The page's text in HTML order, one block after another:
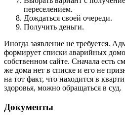
переселением.
Дождаться своей очереди.
Получить деньги.
Иногда заявление не требуется.
формирует списки аварийных
собственном сайте. Сначала есть
же дома нет в списке и его не
на тот факт, что находится в
здоровья, можно обращаться в суд.
Документы